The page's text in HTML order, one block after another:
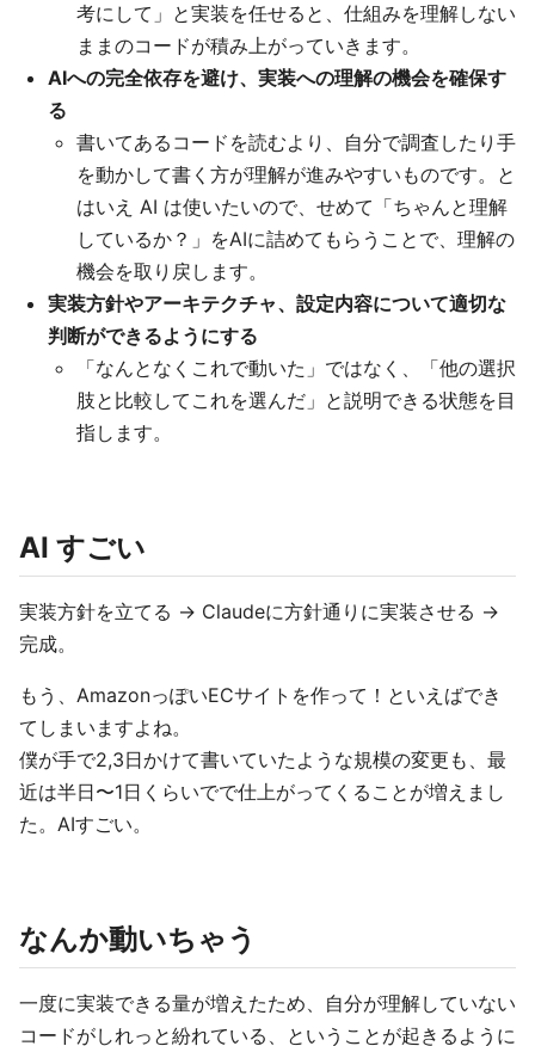
考にして」と実装を任せると、仕組みを理解しない
ままのコードが積み上がっていきます。
AIへの完全依存を避け、実装への理解の機会を確保す
る
書いてあるコードを読むより、自分で調査したり手
を動かして書く方が理解が進みやすいものです。と
はいえ AI は使いたいので、せめて「ちゃんと理解
しているか？」をAIに詰めてもらうことで、理解の
機会を取り戻します。
実装方針やアーキテクチャ、設定内容について適切な
判断ができるようにする
「なんとなくこれで動いた」ではなく、「他の選択
肢と比較してこれを選んだ」と説明できる状態を目
指します。
AI すごい
実装方針を立てる → Claudeに方針通りに実装させる →
完成。
もう、AmazonっぽいECサイトを作って！といえばでき
てしまいますよね。
僕が手で2,3日かけて書いていたような規模の変更も、最
近は半日〜1日くらいでで仕上がってくることが増えまし
た。AIすごい。
なんか動いちゃう
一度に実装できる量が増えたため、自分が理解していない
コードがしれっと紛れている、ということが起きるように